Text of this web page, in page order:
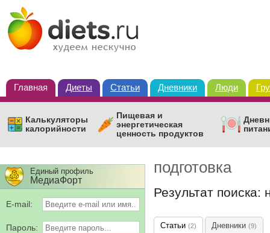
Главная Диеты Статьи Дневники Люди
Калькуляторы
калорийности
Пищевая и
энергетическая
ценность продуктов
подготовка
Результат
Статьи (2) Дневники (9)
Единый профиль
МедиаФорт
E-mail:
Пароль: